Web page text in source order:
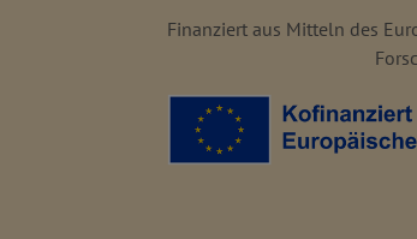
Finanziert aus Mitteln des